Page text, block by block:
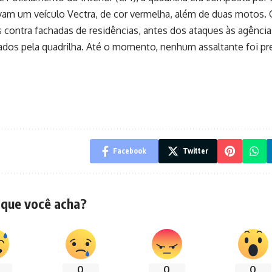
um veículo Vectra, de cor vermelha, além de duas motos.
fachadas de residências, antes dos ataques às
pela quadrilha. Até o momento, nenhum assaltante foi
Facebook Twitter
você acha?